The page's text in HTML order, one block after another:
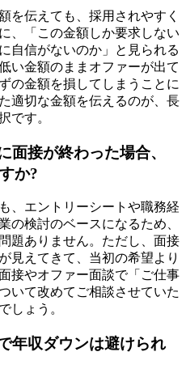
を伝えても、採用されやすく
、「この金額しか要求しない
自信がないのか」と見られる
い金額のままオファーが出て
の金額を損してしまうことに
適切な金額を伝えるのが、長
です。
面接が終わった場合、
か?
、エントリーシートや職務経
の検討のベースになるため、
題ありません。ただし、面接
見えてきて、当初の希望より
接やオファー面談で「ご仕事
いて改めてご相談させていた
しょう。
年収ダウンは避けられ